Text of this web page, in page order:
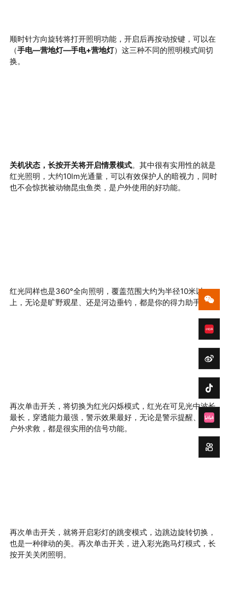
顺时针方向旋转将打开照明功能，开启后再按动按键，可以在
（手电—营地灯—手电+营地灯）这三种不同的照明模式间切
换。
关机状态，长按开关将开启情景模式。其中很有实用性的就是
红光照明，大约10lm光通量，可以有效保护人的暗视力，同时
也不会惊扰被动物昆虫鱼类，是户外使用的好功能。
红光同样也是360°全向照明，覆盖范围大约为半径10米以
上，无论是旷野观星、还是河边垂钓，都是你的得力助手。
再次单击开关，将切换为红光闪烁模式，红光在可见光中波长
最长，穿透能力最强，警示效果最好，无论是警示提醒、还是
户外求救，都是很实用的信号功能。
再次单击开关，就将开启彩灯的跳变模式，边跳边旋转切换，
也是一种律动的美。再次单击开关，进入彩光跑马灯模式，长
按开关关闭照明。